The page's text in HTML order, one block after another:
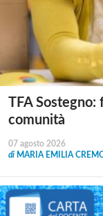
TFA
comunità
07 agosto 2026
di MARIA EMILIA